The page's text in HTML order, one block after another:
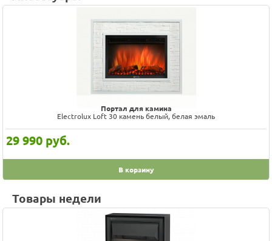
Портал для камина
Electrolux Loft 30 камень белый, белая эмаль
29 990 руб.
В корзину
Товары недели